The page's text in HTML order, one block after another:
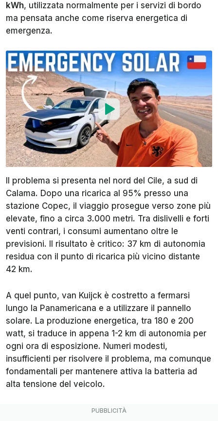
kWh, utilizzata normalmente per i servizi di bordo
ma pensata anche come riserva energetica di
emergenza.
Il problema si presenta nel nord del Cile, a sud di
Calama. Dopo una ricarica al 95% presso una
stazione Copec, il viaggio prosegue verso zone più
elevate, fino a circa 3.000 metri. Tra dislivelli e forti
venti contrari, i consumi aumentano oltre le
previsioni. Il risultato è critico: 37 km di autonomia
residua con il punto di ricarica più vicino distante
42 km.
A quel punto, van Kuijck è costretto a fermarsi
lungo la Panamericana e a utilizzare il pannello
solare. La produzione energetica, tra 180 e 200
watt, si traduce in appena 1-2 km di autonomia per
ogni ora di esposizione. Numeri modesti,
insufficienti per risolvere il problema, ma comunque
fondamentali per mantenere attiva la batteria ad
alta tensione del veicolo.